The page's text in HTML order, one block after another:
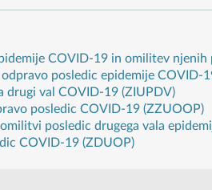
COVID-19 in omilitev njenih
posledic epidemije COVID-
drugi val COVID-19 (ZIUPDV)
posledic COVID-19 (ZZUOOP)
posledic drugega vala
COVID-19 (ZDUOP)